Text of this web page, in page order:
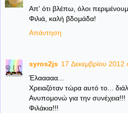
Απ' ότι βλέπω, όλοι
Φιλιά, καλή βδομάδα!
Απάντηση
syros2js 17 Δεκεμβρίου 2012
Έλααααα...
Χρειαζόταν τώρα αυτό το...
Ανυπομονώ για την συνέχεια!!!
Φιλάκια!!!